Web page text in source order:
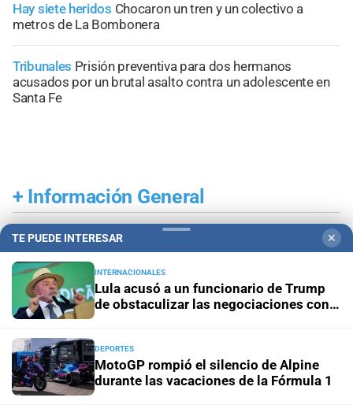
Hay siete heridos Chocaron un tren y un colectivo a
metros de La Bombonera
Tribunales Prisión preventiva para dos hermanos
acusados por un brutal asalto contra un adolescente en
Santa Fe
+ Información General
TE PUEDE INTERESAR ✕
INTERNACIONALES
Lula acusó a un funcionario de Trump
de obstaculizar las negociaciones con
DEPORTES
MotoGP rompió el silencio de Alpine
durante las vacaciones de la Fórmula 1